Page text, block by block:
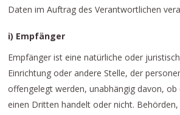
Daten im Auftrag des Verantwortlichen
i) Empfänger
Empfänger ist eine natürliche oder
Einrichtung oder andere Stelle, der
offengelegt werden, unabhängig davon, ob
einen Dritten handelt oder nicht.